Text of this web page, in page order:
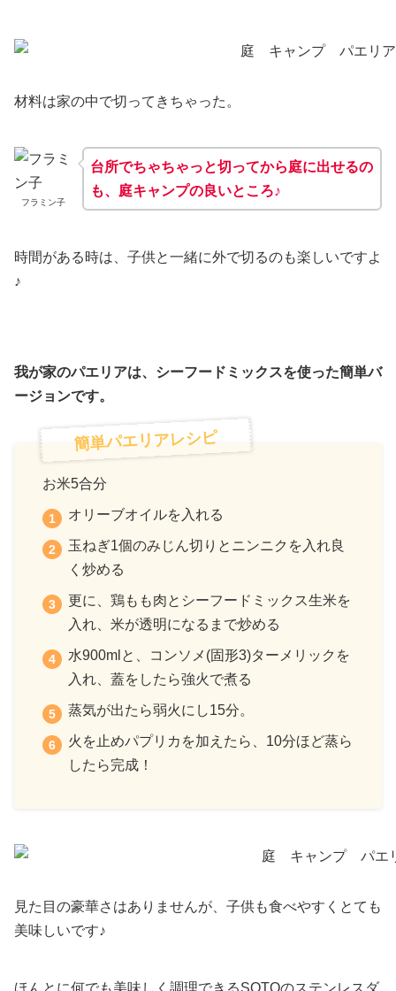
材料は家の中で切ってきちゃった。
フラミン子
台所でちゃちゃっと切ってから庭に出せるの
も、庭キャンプの良いところ♪
時間がある時は、子供と一緒に外で切るのも楽しいですよ
♪
我が家のパエリアは、シーフードミックスを使った簡単バ
ージョンです。
簡単パエリアレシピ
お米5合分
オリーブオイルを入れる
玉ねぎ1個のみじん切りとニンニクを入れ良
く炒める
更に、鶏もも肉とシーフードミックス生米を
入れ、米が透明になるまで炒める
水900mlと、コンソメ(固形3)ターメリックを
入れ、蓋をしたら強火で煮る
蒸気が出たら弱火にし15分。
火を止めパプリカを加えたら、10分ほど蒸ら
したら完成！
見た目の豪華さはありませんが、子供も食べやすくとても
美味しいです♪